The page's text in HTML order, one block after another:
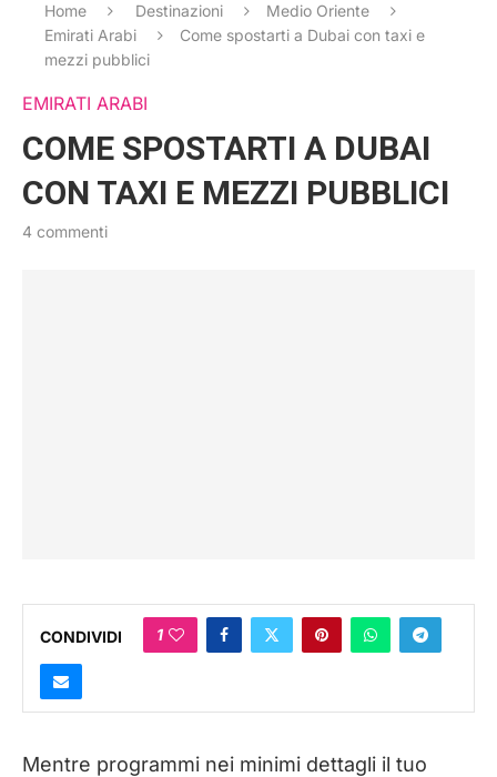
Home Destinazioni
Medio Oriente
Emirati Arabi
Come spostarti a Dubai con taxi e
mezzi pubblici
EMIRATI ARABI
COME SPOSTARTI A DUBAI
CON TAXI E MEZZI PUBBLICI
4 commenti
CONDIVIDI 1
Mentre programmi nei minimi dettagli il tuo